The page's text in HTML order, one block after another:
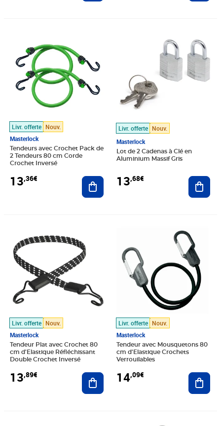
Livr. offerte Nouv.
Masterlock
Tendeurs avec Crochet Pack de
2 Tendeurs 80 cm Corde
Crochet Inversé
13,36€ Ajouter au panier
Livr. offerte Nouv.
Masterlock
Lot de 2 Cadenas à Clé en
Aluminium Massif Gris
13,68€
Livr. offerte Nouv.
Masterlock
Tendeur Plat avec Crochet 80
cm d'Elastique Réfléchissant
Double Crochet Inversé
13,89€ Ajouter au panier
Livr. offerte Nouv.
Masterlock
Tendeur avec Mousquetons 80
cm d'Elastique Crochets
Verrouilables
14,09€